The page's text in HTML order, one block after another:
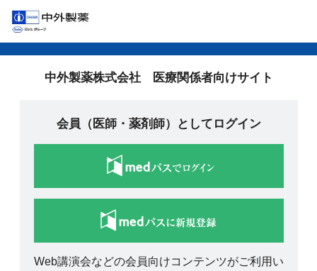
中外製薬株式会社 医療関係者向けサイト
会員（医師・薬剤師）としてログイン
Web講演会などの会員向けコンテンツがご利用い